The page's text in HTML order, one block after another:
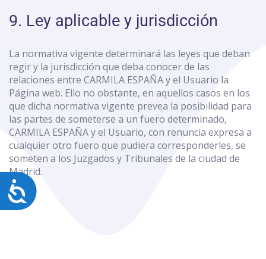
Accesibilidad
9. Ley aplicable y jurisdicción
La normativa vigente determinará las leyes que deban
regir y la jurisdicción que deba conocer de las
relaciones entre CARMILA ESPAÑA y el Usuario la
Página web. Ello no obstante, en aquellos casos en los
que dicha normativa vigente prevea la posibilidad para
las partes de someterse a un fuero determinado,
CARMILA ESPAÑA y el Usuario, con renuncia expresa a
cualquier otro fuero que pudiera corresponderles, se
someten a los Juzgados y Tribunales de la ciudad de
Madrid.